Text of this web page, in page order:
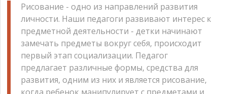
Рисование - одно из направлений развития
личности. Наши педагоги развивают интерес к
предметной деятельности - детки начинают
замечать предметы вокруг себя, происходит
первый этап социализации. Педагог
предлагает различные формы, средства для
развития, одним из них и является рисование,